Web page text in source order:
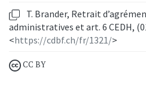
T. Brander, Retrait
administratives et art. 6 CEDH,
<https://cdbf.ch/fr/1321/>
CC BY